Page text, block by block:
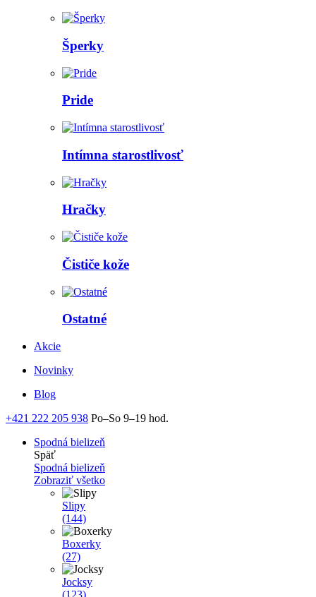
Šperky
Pride
Intímna starostlivosť
Hračky
Čističe kože
Ostatné
Akcie
Novinky
Blog
+421 222 205 938 Po–So 9–19 hod.
Spodná bielizeň
Späť
Spodná bielizeň
Zobraziť všetko
Slipy
(144)
Boxerky
(27)
Jocksy
(123)